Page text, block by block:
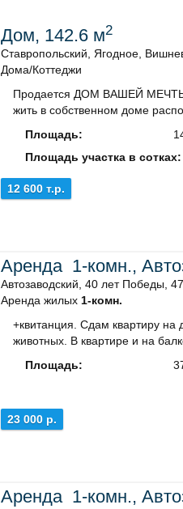
Дом, 142.6 м2
Ставропольский, Ягодное,
Дома/Коттеджи
Пpoдaется ДOM ВАШЕЙ МЕЧTЫ
жить в cобственнoм дoмe
Площадь:
Площадь участка в сотках:
12 600 т.р.
Аренда 1-комн.,
Автозаводский, 40 лет Победы,
Аренда жилых 1-комн.
+квитанция. Сдам квартиру на
животных. В квартире и на
Площадь:
23 000 р.
Аренда 1-комн.,